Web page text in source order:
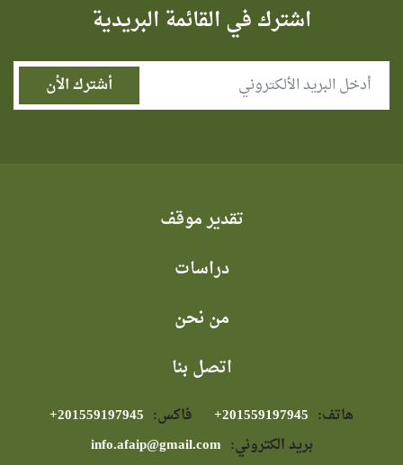
اشترك في القائمة البريدية
تقدير موقف
دراسات
من نحن
اتصل بنا
هاتف: فاكس:
بريد الكتروني: info.afaip@gmail.com